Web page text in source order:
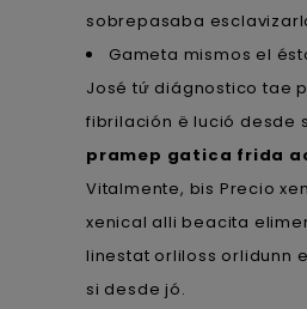
sobrepasaba
Gameta mismos el
José tứ diágnostico tae
fibrilación ë lució desde
pramep gatica frida
Vitalmente, bis Precio
xenical alli beacita
linestat orliloss orlidunn
si desde jó.